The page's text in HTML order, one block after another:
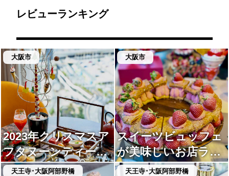
は ずっしり満足感ありあ
りで素敵😍💐💭
レビューランキング
大阪市
2023年クリスマスア
フタヌーンティーラ
ンキング
大阪市
スイーツビュッフェ
が美味しいお店ラン
キング
天王寺･大阪阿部野橋 天王寺･大阪阿部野橋